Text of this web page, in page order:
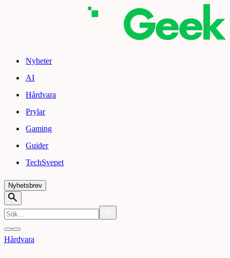
Nyheter
AI
Hårdvara
Prylar
Gaming
Guider
TechSvepet
Nyhetsbrev
Hårdvara